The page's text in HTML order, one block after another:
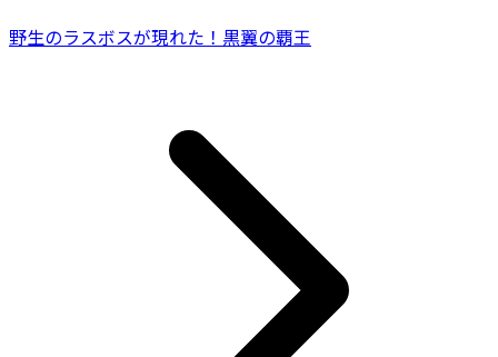
野生のラスボスが現れた！黒翼の覇王